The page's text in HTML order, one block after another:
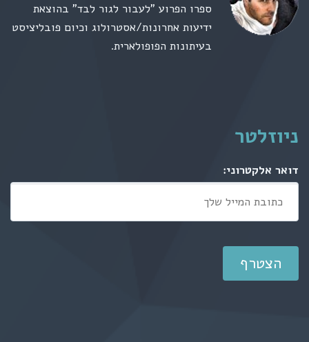
ספרו הפרוע "לעבור לגור לבד" בהוצאת
ידיעות אחרונות/אסטרולוג וכיום פובליציסט
בעיתונות הפופולארית.
ניוזלטר
דואר אלקטרוני: